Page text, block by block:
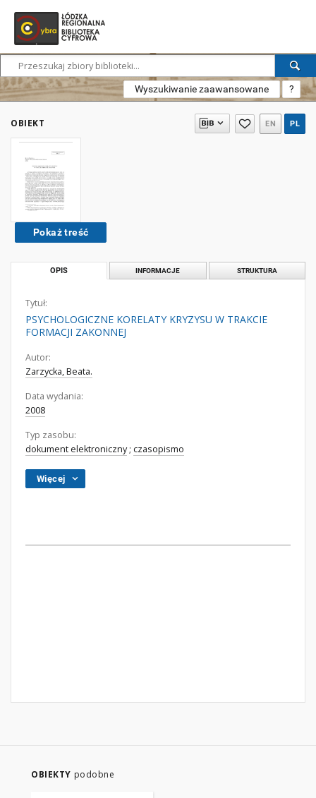
Wyszukiwanie zaawansowane ?
OBIEKT EN PL
Pokaż treść
OPIS INFORMACJE STRUKTURA
Tytuł:
PSYCHOLOGICZNE KORELATY KRYZYSU W TRAKCIE
FORMACJI ZAKONNEJ
Autor:
Zarzycka, Beata.
Data wydania:
2008
Typ zasobu:
dokument elektroniczny; czasopismo
Więcej
OBIEKTY podobne